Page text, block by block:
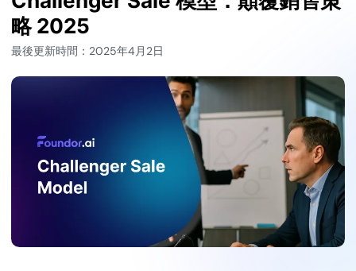
略 2025
最後更新時間：2025年4月2日